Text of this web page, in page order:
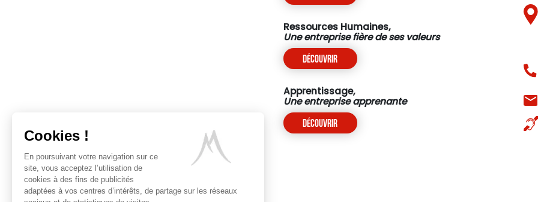
Ressources Humaines,
Une entreprise fière de ses valeurs
Découvrir
Apprentissage,
Une entreprise apprenante
Découvrir
Cookies !
En poursuivant votre navigation sur ce
site, vous acceptez l’utilisation de
cookies à des fins de publicités
adaptées à vos centres d’intérêts, de partage sur les réseaux